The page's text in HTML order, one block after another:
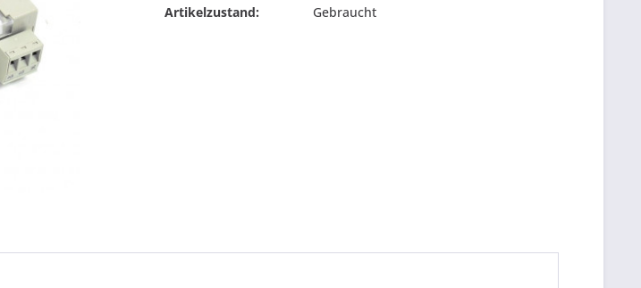
Artikelzustand:
Gebraucht